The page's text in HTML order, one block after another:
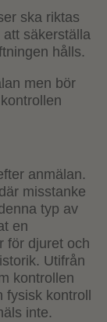
ska riktas
säkerställa
hålls.
men bör
anmälan.
misstanke
typ av
en
för djuret och
Utifrån
kontrollen
kontroll
inte.